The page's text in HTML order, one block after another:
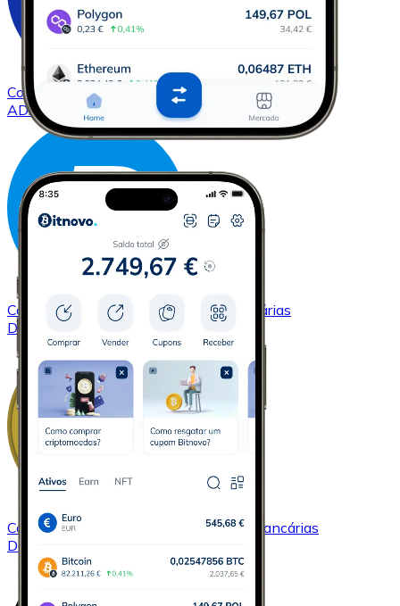
Comprar Cardano
com transferência bancárias
ADA
ComprarDash
com transferência bancárias
DASH
ComprarDogecoin
com transferência bancárias
DOGE